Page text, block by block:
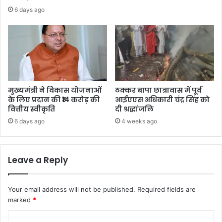
6 days ago
मुख्यमंत्री ने विकास योजनाओं
के लिए प्रदान की ₹14 करोड़ की
वित्तीय स्वीकृति
6 days ago
ठक्कर बापा छात्रावास में पूर्व
आईएएस अधिकारी चंद्र सिंह को
दी श्रद्धांजलि
4 weeks ago
Leave a Reply
Your email address will not be published. Required fields are
marked *